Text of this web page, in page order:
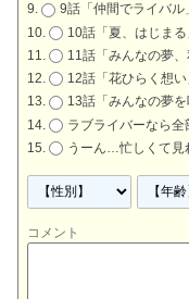
9話「仲間でライバル
10話「夏、はじまる
11話「みんなの夢、
12話「花ひらく想い
13話「みんなの夢を
ラブライバーなら全
うーん…忙しくて
コメント